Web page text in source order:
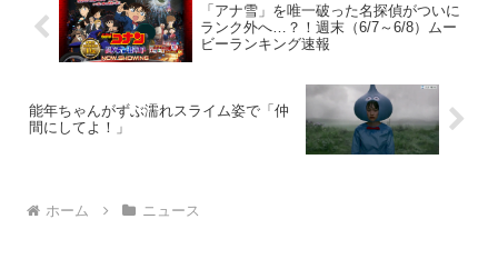
「アナ雪」を唯一破った名探偵がついに
ランク外へ…？！週末（6/7～6/8）ムー
ビーランキング速報
能年ちゃんがずぶ濡れスライム姿で「仲
間にしてよ！」
ホーム ニュース